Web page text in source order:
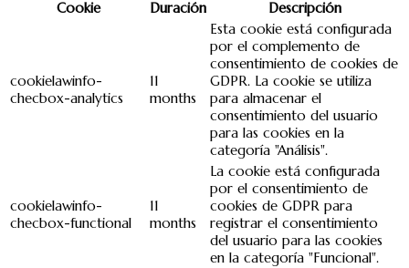
Cookie
Duración Descripción
cookielawinfo-
checbox-analytics
11
months
Esta cookie está configurada
por el complemento de
consentimiento de cookies de
GDPR. La cookie se utiliza
para almacenar el
consentimiento del usuario
para las cookies en la
categoría "Análisis".
cookielawinfo-
checbox-functional
11
months
La cookie está configurada
por el consentimiento de
cookies de GDPR para
registrar el consentimiento
del usuario para las cookies
en la categoría "Funcional".